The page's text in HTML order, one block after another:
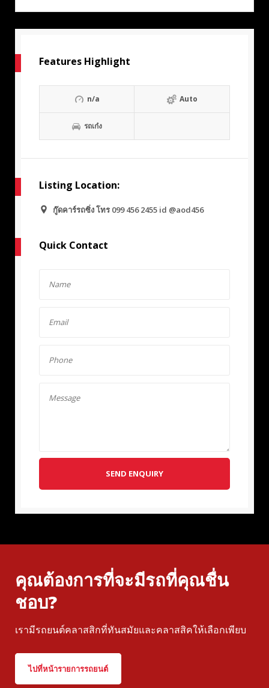
Features Highlight
n/a Auto
รถเก๋ง
Listing Location:
กู๊ดคาร์รถซิ่ง โทร 099 456 2455 id @aod456
Quick Contact
SEND ENQUIRY
คุณต้องการที่จะมีรถที่คุณชื่น
ชอบ?
เรามีรถยนต์คลาสสิกที่ทันสมัยและคลาสสิคให้เลือกเพียบ
ไปที่หน้ารายการรถยนต์